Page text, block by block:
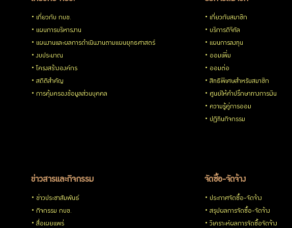
เกี่ยวกับ กบข.
แผนการบริหารงาน
แผนงานและผลการดำเนินงานตามแผนยุทธศาสตร์
งบประมาณ
โครงสร้างองค์กร
สถิติสำคัญ
การคุ้มครองข้อมูลส่วนบุคคล
เกี่ยวกับสมาชิก
บริการดิจิทัล
แผนการลงทุน
ออมเพิ่ม
ออมต่อ
สิทธิพิเศษสำหรับสมาชิก
ศูนย์ให้คำปรึกษาทางการเงิน
ความรู้คู่การออม
ปฏิทินกิจกรรม
ข่าวสารและกิจกรรม
ข่าวประชาสัมพันธ์
กิจกรรม กบข.
สื่อเผยแพร่
จัดซื้อ-จัดจ้าง
ประกาศจัดซื้อ-จัดจ้าง
สรุปผลการจัดซื้อ-จัดจ้าง
วิเคราะห์ผลการจัดซื้อจัดจ้าง